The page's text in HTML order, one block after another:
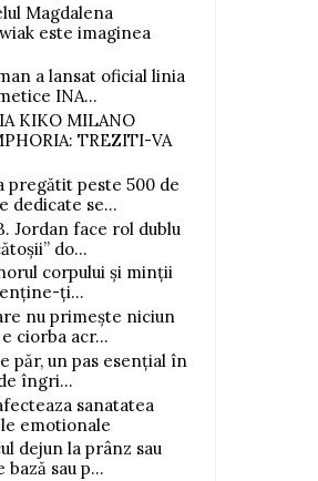
Magdalena
este imaginea
a lansat oficial linia
INA...
KIKO MILANO
TREZITI-VA
pregătit peste 500 de
dedicate se...
Jordan face rol dublu
do...
corpului și minții
ți...
nu primește niciun
ciorba acr...
păr, un pas esențial în
îngri...
sanatatea
emotionale
dejun la prânz sau
bază sau p...